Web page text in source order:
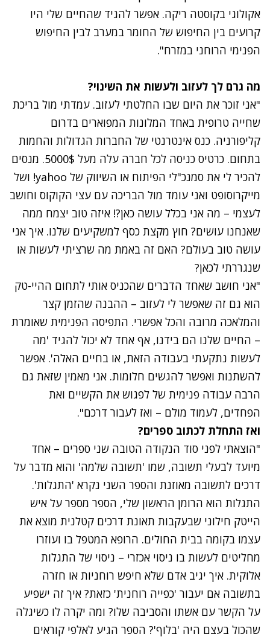
אקולוגי בקוסטה ריקה. אפשר להגיד שהחיים שלי היו
קרועים בין החיפוש של החומר במערב לבין החיפוש
הפנימי הרוחני במזרח".
מה גרם לך לעזוב ולעשות את השינוי?
"אני זוכר את היום שבו החלטתי לעזוב. עמדתי מול בריכת
שחייה טרופית באחד המלונות המפוארים בדרום
קליפורניה. כנס אינטרנטי של החברות הגדולות והחמות
בתחום. כרטיס כניסה לכל חברה עלה מעל 5000$. מנסים
להכיר לי את סמנכ"לי הפיתוח או השיווק של yahoo! ושל
מייקרוסופט ואני עומד מול הבריכה עם עצי הקוקוס וחושב
לעצמי – מה אני בכלל עושה כאן?! איזה טוב יצמח ממה
שאנחנו עושים? חוץ מקצת כסף למשקיעים שלנו. איך אני
עושה טוב בעולם? האם זה באמת מה שרציתי לעשות או
שנגררתי לכאן?
"אני חושב שאחד הדברים שהכניס אותי לתחום ההיי-טק
הוא גם זה שאפשר לי לעזוב – ההבנה שהזמן קצר
והמלאכה מרובה והכל אפשרי. התפיסה הפנימית שאומרת
– החיים שלנו הם בידנו, אף אחד לא יכול להגיד 'מה
לעשות נתקעתי בעבודה הזאת, או בחיים האלה'. אפשר
להשתנות ואפשר להגשים חלומות. אני מאמין שזאת גם
הרבה עבודה פנימית של לפגוש את הקשיים ואת
הפחדים, לעמוד מולם – ואז לעבור דרכם".
ואז התחלת לכתוב ספרים?
"הוצאתי לפני סוד הנקודה הטובה שני ספרים – אחד
מיועד לבעלי תשובה, שמו 'תשובה שלמה' והוא מדבר על
דרכים לתשובה מאוזנת והספר השני נקרא 'התגלות'.
התגלות הוא הרומן הראשון שלי, הספר מספר על איש
הייטק חילוני שבעקבות תאונת דרכים קטלנית מוצא את
עצמו בקומה בבית החולים. הרופא המטפל בו ועוזרו
מחליטים לעשות בו ניסוי אכזרי – ניסוי של התגלות
אלוקית. איך יגיב אדם שלא חיפש רוחניות או חזרה
בתשובה אם יעבור 'כפייה רוחנית' כזאת? איך זה ישפיע
על הקשר עם אשתו והסביבה שלו? ומה יקרה לו כשיגלה
שהכול בעצם היה 'בלוף'? הספר הגיע לאלפי קוראים